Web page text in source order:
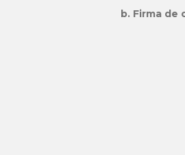
b. Firma de